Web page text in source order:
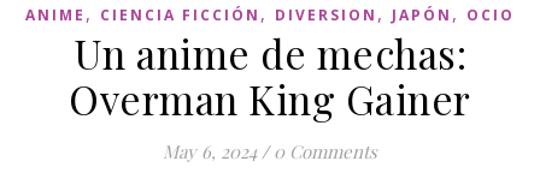
ANIME , CIENCIA FICCIÓN , DIVERSION , JAPÓN , OCIO
Un anime de mechas:
Overman King Gainer
May 6, 2024 / 0 Comments